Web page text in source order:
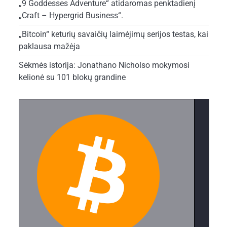
„9 Goddesses Adventure“ atidaromas penktadienį
„Craft – Hypergrid Business“.
„Bitcoin“ keturių savaičių laimėjimų serijos testas, kai
paklausa mažėja
Sėkmės istorija: Jonathano Nicholso mokymosi
kelionė su 101 blokų grandine